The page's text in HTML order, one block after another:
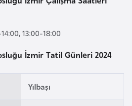
13:00-18:00
İzmir Tatil Günleri 2024
Yılbaşı